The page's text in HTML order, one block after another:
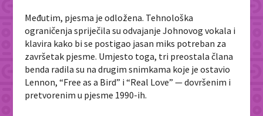
Međutim, pjesma je odložena. Tehnološka
ograničenja spriječila su odvajanje Johnovog vokala i
klavira kako bi se postigao jasan miks potreban za
završetak pjesme. Umjesto toga, tri preostala člana
benda radila su na drugim snimkama koje je ostavio
Lennon, “Free as a Bird” i “Real Love” — dovršenim i
pretvorenim u pjesme 1990-ih.